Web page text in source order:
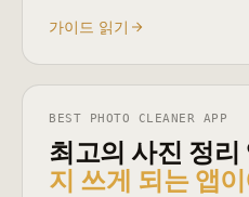
가이드 읽기
BEST PHOTO CLEANER APP
최고의 사진 정리
지 쓰게 되는 앱